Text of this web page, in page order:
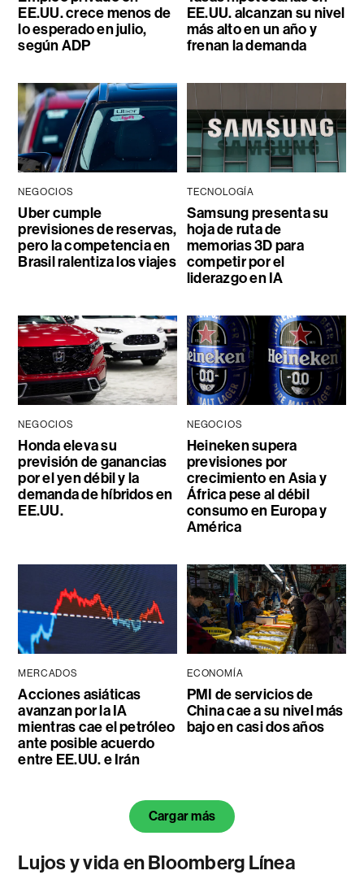
EE.UU. crece menos de
lo esperado en julio,
según ADP
EE.UU. alcanzan su nivel
más alto en un año y
frenan la demanda
NEGOCIOS
Uber cumple
previsiones de reservas,
pero la competencia en
Brasil ralentiza los viajes
TECNOLOGÍA
Samsung presenta su
hoja de ruta de
memorias 3D para
competir por el
liderazgo en IA
NEGOCIOS
Honda eleva su
previsión de ganancias
por el yen débil y la
demanda de híbridos en
EE.UU.
NEGOCIOS
Heineken supera
previsiones por
crecimiento en Asia y
África pese al débil
consumo en Europa y
América
MERCADOS
Acciones asiáticas
avanzan por la IA
mientras cae el petróleo
ante posible acuerdo
entre EE.UU. e Irán
ECONOMÍA
PMI de servicios de
China cae a su nivel más
bajo en casi dos años
Cargar más
Lujos y vida en Bloomberg Línea